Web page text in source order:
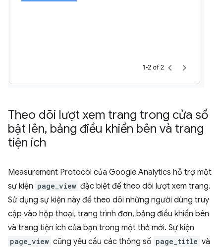
Theo dõi lượt xem trang trong cửa sổ
bật lên, bảng điều khiển bên và trang
tiện ích
Measurement Protocol của Google Analytics hỗ trợ một
sự kiện page_view đặc biệt để theo dõi lượt xem trang.
Sử dụng sự kiện này để theo dõi những người dùng truy
cập vào hộp thoại, trang trình đơn, bảng điều khiển bên
và trang tiện ích của bạn trong một thẻ mới. Sự kiện
page_view cũng yêu cầu các thông số page_title và